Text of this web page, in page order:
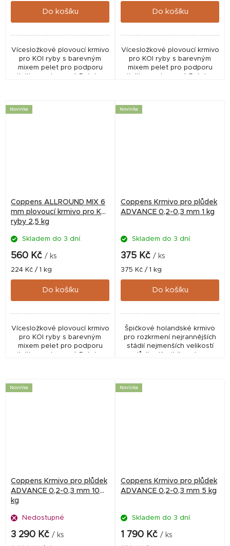
Do košíku
Vícesložkové plovoucí krmivo
pro KOI ryby s barevným
mixem pelet pro podporu
vitality a vybarvení. Pelety o
Do košíku
Vícesložkové plovoucí krmivo
pro KOI ryby s barevným
mixem pelet pro podporu
vitality a vybarvení. Pelety o
Novinka
Coppens ALLROUND MIX 6
mm plovoucí krmivo pro KOI
ryby 2,5 kg
Skladem do 3 dní.
560 Kč / ks
Měrná
cena:
224 Kč / 1 kg
Do košíku
Vícesložkové plovoucí krmivo
pro KOI ryby s barevným
mixem pelet pro podporu
Novinka
Coppens Krmivo pro plůdek
ADVANCE 0,2-0,3 mm 1 kg
Skladem do 3 dní.
375 Kč / ks
Měrná
cena:
375 Kč / 1 kg
Do košíku
Špičkové holandské krmivo
pro rozkrmení nejrannějších
stádií nejmenších velikostí
Novinka
Coppens Krmivo pro plůdek
ADVANCE 0,2-0,3 mm 10
kg
Nedostupné
3 290 Kč / ks
Novinka
Coppens Krmivo pro plůdek
ADVANCE 0,2-0,3 mm 5 kg
Skladem do 3 dní.
1 790 Kč / ks